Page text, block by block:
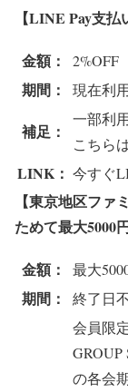
【LINE Pay支
金額： 2%OFF
期間： 現在利
補足：
一部利
こちら
LINK： 今すぐ
【東京地区ファ
ためて最大5000
金額： 最大
期間： 終了日
会員限
の各会